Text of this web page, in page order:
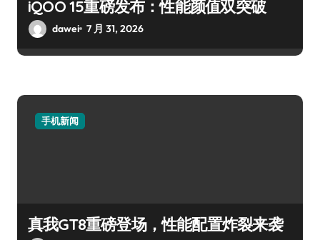
iQOO 15重磅发布：性能颜值双突破
dawei 7 月 31, 2026
手机新闻
真我GT8重磅登场，性能配置炸裂来袭